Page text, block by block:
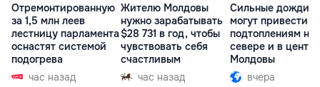
Отремонтированную
за 1,5 млн леев
лестницу парламента
оснастят системой
подогрева
час назад
Жителю Молдовы
нужно зарабатывать
$28 731 в год, чтобы
чувствовать себя
счастливым
час назад
Сильные дожди
могут привести к
подтоплениям на
севере и в центре
Молдовы
вчера